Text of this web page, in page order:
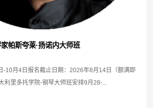
帕斯夸莱·扬诺内大师班
-10月4日报名截止日期：2026年8月14日（额满即
利里多托学院-钢琴大师班安排9月28-...